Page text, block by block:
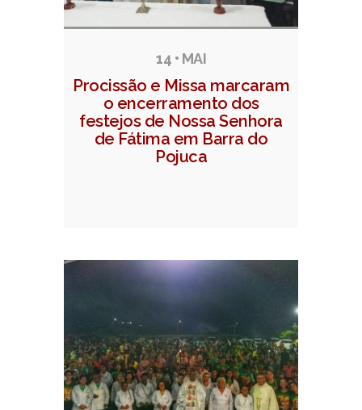
14 • MAI
Procissão e Missa marcaram
o encerramento dos
festejos de Nossa Senhora
de Fátima em Barra do
Pojuca